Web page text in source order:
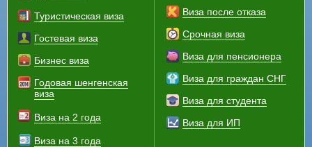
Туристическая виза
Гостевая виза
Бизнес виза
Годовая шенгенская
виза
Виза на 2 года
Виза на 3 года
Виза после отказа
Срочная виза
Виза для пенсионера
Виза для граждан СНГ
Виза для студента
Виза для ИП